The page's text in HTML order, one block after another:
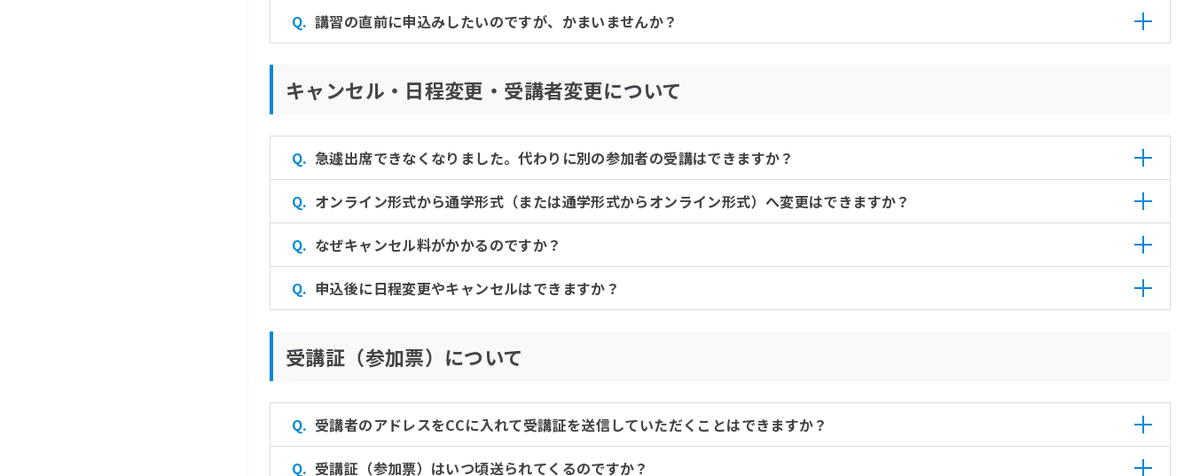
講習の直前に申込みしたいのですが、かまいませんか？
キャンセル・日程変更・受講者変更について
急遽出席できなくなりました。代わりに別の参加者の受講はできますか？
オンライン形式から通学形式（または通学形式からオンライン形式）へ変更はできますか？
なぜキャンセル料がかかるのですか？
申込後に日程変更やキャンセルはできますか？
受講証（参加票）について
受講者のアドレスをCCに入れて受講証を送信していただくことはできますか？
受講証（参加票）はいつ頃送られてくるのですか？